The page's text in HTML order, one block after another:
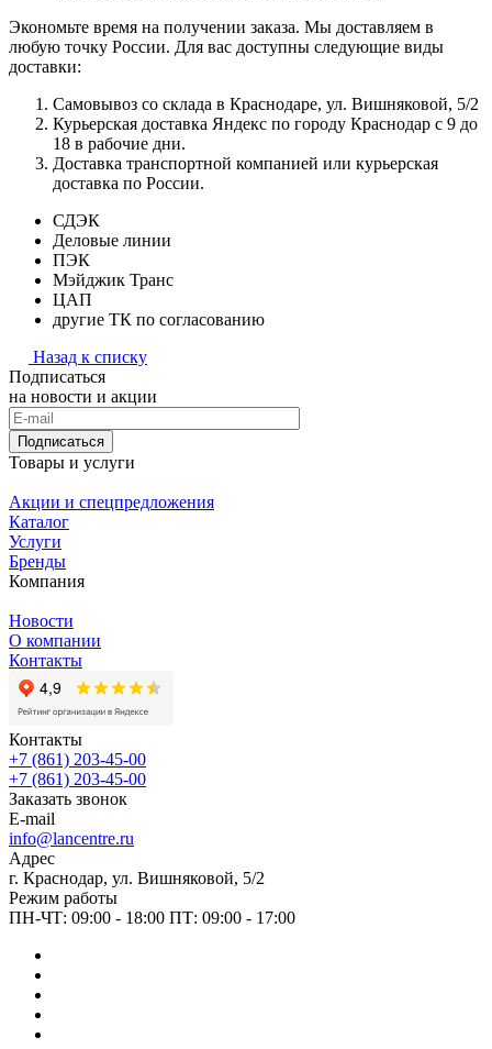
Экономьте время на получении заказа. Мы доставляем в
любую точку России. Для вас доступны следующие виды
доставки:
Самовывоз со склада в Краснодаре, ул. Вишняковой, 5/2
Курьерская доставка Яндекс по городу Краснодар с 9 до
18 в рабочие дни.
Доставка транспортной компанией или курьерская
доставка по России.
СДЭК
Деловые линии
ПЭК
Мэйджик Транс
ЦАП
другие ТК по согласованию
Назад к списку
Подписаться
на новости и акции
Подписаться
Товары и услуги
Акции и спецпредложения
Каталог
Услуги
Бренды
Компания
Новости
О компании
Контакты
Контакты
+7 (861) 203-45-00
+7 (861) 203-45-00
Заказать звонок
E-mail
info@lancentre.ru
Адрес
г. Краснодар, ул. Вишняковой, 5/2
Режим работы
ПН-ЧТ: 09:00 - 18:00 ПТ: 09:00 - 17:00